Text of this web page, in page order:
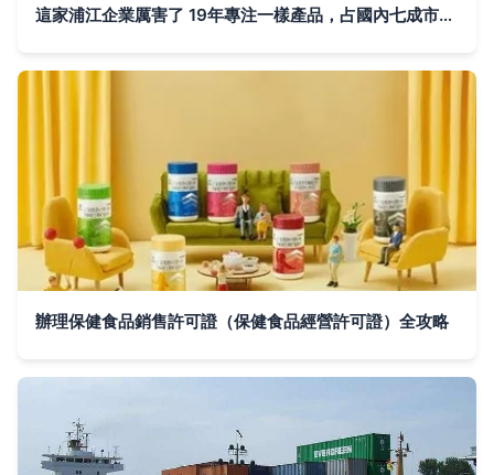
這家浦江企業厲害了 19年專注一樣產品，占國內七成市場份額
辦理保健食品銷售許可證（保健食品經營許可證）全攻略